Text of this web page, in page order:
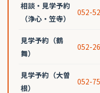
相談・見学予約
（浄心・笠寺）
052-
見学予約（鶴
舞）
052-
見学予約（大曽
根）
052-